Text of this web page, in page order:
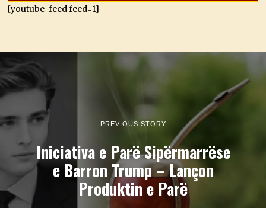
[youtube-feed feed=1]
PREVIOUS STORY
Iniciativa e Parë Sipërmarrëse
e Barron Trump – Lançon
Produktin e Parë